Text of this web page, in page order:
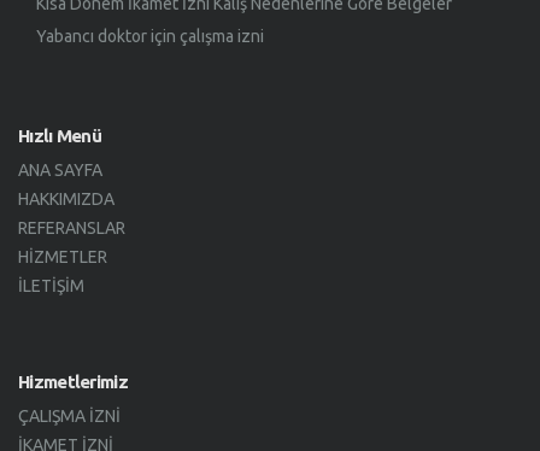
Yabancı doktor için çalışma izni
Hızlı Menü
ANA SAYFA
HAKKIMIZDA
REFERANSLAR
HIZMETLER
İLETIŞIM
Hizmetlerimiz
ÇALIŞMA İZNI
İKAMET İZNI